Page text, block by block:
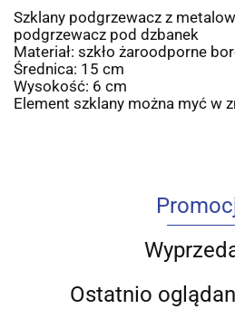
Szklany podgrzewacz z
podgrzewacz pod dzbanek
Materiał: szkło żaroodporne
Średnica: 15 cm
Wysokość: 6 cm
Element szklany można myć w
Ostatnio